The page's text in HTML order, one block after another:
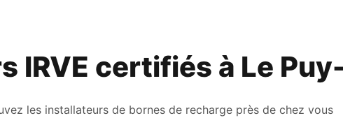
IRVE certifiés à Le
les installateurs de bornes de recharge près de chez vous